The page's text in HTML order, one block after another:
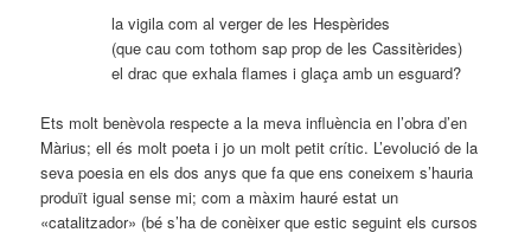
la vigila com al verger de les Hespèrides
(que cau com tothom sap prop de les Cassitèrides)
el drac que exhala flames i glaça amb un esguard?
Ets molt benèvola respecte a la meva influència en l’obra d’en
Màrius; ell és molt poeta i jo un molt petit crític. L’evolució de la
seva poesia en els dos anys que fa que ens coneixem s’hauria
produït igual sense mi; com a màxim hauré estat un
«catalitzador» (bé s’ha de conèixer que estic seguint els cursos